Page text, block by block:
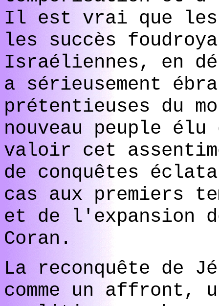
Il est vrai que
les succès
Israéliennes, en
a sérieusement
prétentieuses du
nouveau peuple
valoir cet
de conquêtes
cas aux premiers
et de l'expansion
Coran.
La reconquête de
comme un affront,